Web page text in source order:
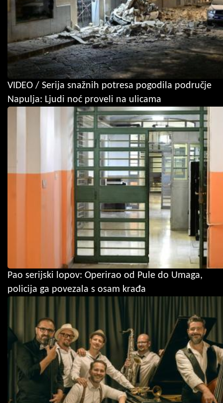
VIDEO / Serija snažnih potresa pogodila područje
Napulja: Ljudi noć proveli na ulicama
Pao serijski lopov: Operirao od Pule do Umaga,
policija ga povezala s osam krađa